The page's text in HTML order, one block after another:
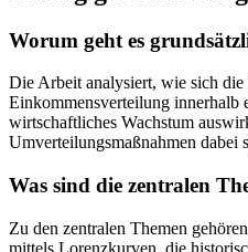
Worum geht es
Die Arbeit analysiert, wie sich
Einkommensverteilung innerhalb
wirtschaftliches Wachstum
Umverteilungsmaßnahmen dabei
Was sind die zentralen
Zu den zentralen Themen
mittels Lorenzkurven, die